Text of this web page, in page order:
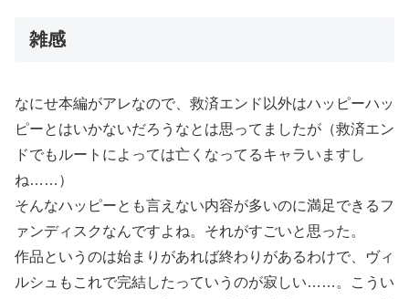
雑感
なにせ本編がアレなので、救済エンド以外はハッピーハッ
ピーとはいかないだろうなとは思ってましたが（救済エン
ドでもルートによっては亡くなってるキャラいますし
ね……）
そんなハッピーとも言えない内容が多いのに満足できるフ
ァンディスクなんですよね。それがすごいと思った。
作品というのは始まりがあれば終わりがあるわけで、ヴィ
ルシュもこれで完結したっていうのが寂しい……。こうい